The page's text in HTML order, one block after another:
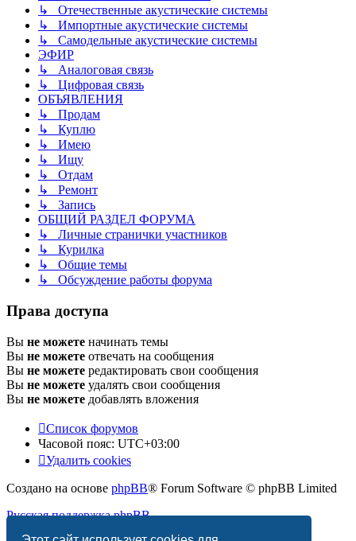
↳ Отечественные акустические системы
↳ Импортные акустические системы
↳ Самодельные акустические системы
ЭФИР
↳ Аналоговая связь
↳ Цифровая связь
ОБЪЯВЛЕНИЯ
↳ Продам
↳ Куплю
↳ Имею
↳ Ищу
↳ Отдам
↳ Ремонт
↳ Запись
ОБЩИЙ РАЗДЕЛ ФОРУМА
↳ Личные странички участников
↳ Курилка
↳ Общие темы
↳ Обсуждение работы форума
Права доступа
Вы не можете начинать темы
Вы не можете отвечать на сообщения
Вы не можете редактировать свои сообщения
Вы не можете удалять свои сообщения
Вы не можете добавлять вложения
Список форумов
Часовой пояс: UTC+03:00
Удалить cookies
Создано на основе phpBB® Forum Software © phpBB Limited
Русская поддержка phpBB